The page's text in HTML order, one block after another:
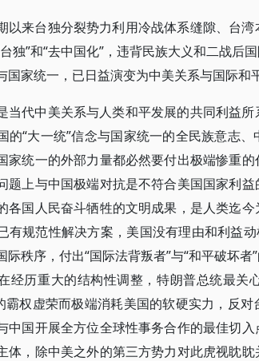
以来台独分裂势力利用冷战体系缝隙、台
独”和“去中国化”，违背民族大义和二战后
国家统一，已日益演变为中美关系与国际和
当代中美关系与人类和平发展的共同利益
的“大一统”信念与国家统一的全民族意志
家统一的外部力量都必然要付出极端惨重
题上与中国极端对抗是不符合美国国家利
各国人民奋斗牺牲的文明成果，是人类迄
有规范性解决方案，美国没有理由和利益
际秩序，付出“国际法背叛者”与“和平破坏
经历重大的结构性调整，特朗普总统最关
霸权虚荣而极端消耗美国的软硬实力，反
中国开展全方位全球性事务合作的最佳切
体，除中美之外的第三方势力对此虎视眈